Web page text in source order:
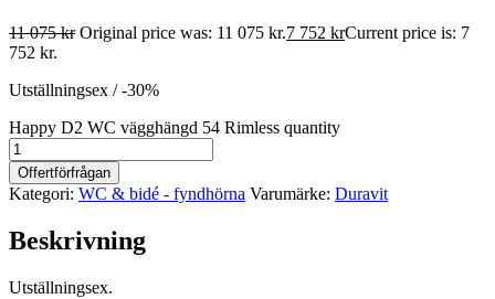
11 075kr Original price was: 11 075 kr.7 752 krCurrent price is: 7
752 kr.
Utställningsex / -30%
Happy D2 WC vägghängd 54 Rimless quantity
Offertförfrågan
Kategori: WC & bidé - fyndhörna Varumärke: Duravit
Beskrivning
Utställningsex.